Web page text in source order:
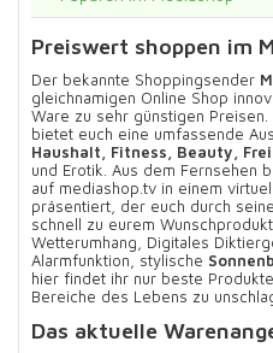
Preiswert shoppen im
Der bekannte Shoppingsender
gleichnamigen Online Shop
Ware zu sehr günstigen
bietet euch eine umfassende
Haushalt, Fitness, Beauty,
und Erotik. Aus dem Fernsehen
auf mediashop.tv in einem
präsentiert, der euch durch
schnell zu eurem
Wetterumhang, Digitales
Alarmfunktion, stylische
hier findet ihr nur beste
Bereiche des Lebens zu
Das aktuelle